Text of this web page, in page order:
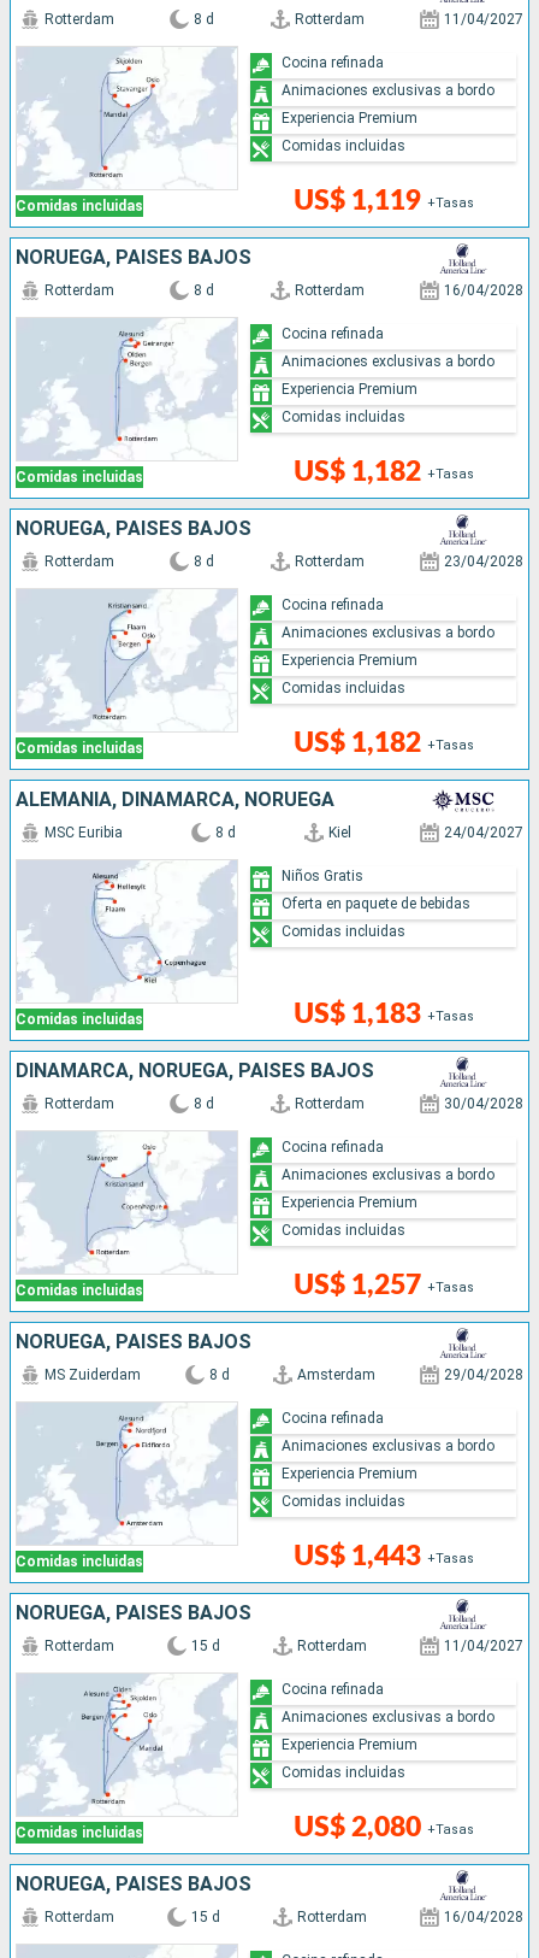
Comidas incluidas
Rotterdam 8 d Rotterdam 11/04/2027
US$ 1,119 +Tasas
Cocina refinada
Animaciones exclusivas a bordo
Experiencia Premium
Comidas incluidas
NORUEGA, PAISES BAJOS
Comidas incluidas
Rotterdam 8 d Rotterdam 16/04/2028
US$ 1,182 +Tasas
Cocina refinada
Animaciones exclusivas a bordo
Experiencia Premium
Comidas incluidas
NORUEGA, PAISES BAJOS
Comidas incluidas
Rotterdam 8 d Rotterdam 23/04/2028
US$ 1,182 +Tasas
Cocina refinada
Animaciones exclusivas a bordo
Experiencia Premium
Comidas incluidas
ALEMANIA, DINAMARCA, NORUEGA
Comidas incluidas
MSC Euribia 8 d Kiel 24/04/2027
US$ 1,183 +Tasas
Niños Gratis
Oferta en paquete de bebidas
Comidas incluidas
DINAMARCA, NORUEGA, PAISES BAJOS
Comidas incluidas
Rotterdam 8 d Rotterdam 30/04/2028
US$ 1,257 +Tasas
Cocina refinada
Animaciones exclusivas a bordo
Experiencia Premium
Comidas incluidas
NORUEGA, PAISES BAJOS
Comidas incluidas
MS Zuiderdam 8 d Amsterdam 29/04/2028
US$ 1,443 +Tasas
Cocina refinada
Animaciones exclusivas a bordo
Experiencia Premium
Comidas incluidas
NORUEGA, PAISES BAJOS
Comidas incluidas
Rotterdam 15 d Rotterdam 11/04/2027
US$ 2,080 +Tasas
Cocina refinada
Animaciones exclusivas a bordo
Experiencia Premium
Comidas incluidas
NORUEGA, PAISES BAJOS
Rotterdam 15 d Rotterdam 16/04/2028